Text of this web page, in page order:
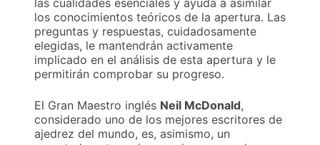
los conocimientos teóricos de la apertura. Las
preguntas y respuestas, cuidadosamente
elegidas, le mantendrán activamente
implicado en el análisis de esta apertura y le
permitirán comprobar su progreso.
El Gran Maestro inglés Neil McDonald,
considerado uno de los mejores escritores de
ajedrez del mundo, es, asimismo, un